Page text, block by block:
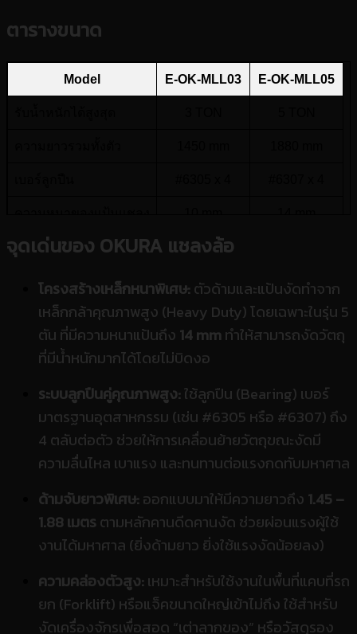
ตารางขนาด
Model E-OK-MLL03 E-OK-MLL05
ขนาดปลายแป้นแชลง 63 x 4 mm
ขนาดด้าม 35 x 5 mm 38 x 5 mm
น้ำหนักตัว 8.1 kgs 12.5 kgs
จุดเด่นของ OKURA แชลงล้อ
โครงสร้างเหล็กหนาพิเศษ: ตัวด้ามและแป้นงัดทำจาก
เหล็กกล้าคุณภาพสูง (Heavy Duty) โดยเฉพาะในรุ่น 5
ตัน ที่มีความหนาแป้นถึง 14 mm ทำให้สามารถงัดวัตถุ
ที่มีน้ำหนักมากได้โดยไม่บิดงอ
ระบบลูกปืนคู่คุณภาพสูง:ใช้ลูกปืน (Bearing) เบอร์
มาตรฐานอุตสาหกรรม (เช่น #6305 หรือ #6307) ถึง
4 ตลับต่อตัว ช่วยให้การเคลื่อนย้ายวัตถุขณะงัดมี
ความลื่นไหล เบาแรง และทนทานต่อแรงกดทับมหาศาล
ด้ามจับยาวพิเศษ: ออกแบบมาให้มีความยาวถึง 1.45 –
1.88 เมตร ตามหลักคานดีดคานงัด ช่วยผ่อนแรงผู้ใช้
งานได้มหาศาล (ยิ่งด้ามยาว ยิ่งใช้แรงงัดน้อยลง)
ความคล่องตัวสูง: เหมาะสำหรับใช้งานในพื้นที่แคบที่รถ
ยก (Forklift) หรือแจ็คขนาดใหญ่เข้าไม่ถึง ใช้สำหรับ
งัดเครื่องจักรเพื่อสอด “เต่าลากของ” หรือวัสดุรอง